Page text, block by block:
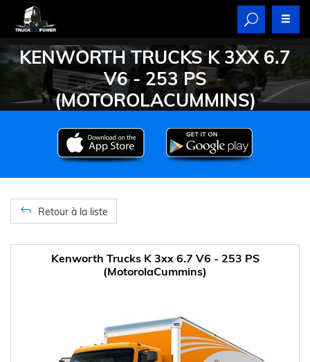
KENWORTH TRUCKS K 3XX 6.7
V6 - 253 PS
(MOTOROLACUMMINS)
Retour à la liste
Kenworth Trucks K 3xx 6.7 V6 - 253 PS
(MotorolaCummins)